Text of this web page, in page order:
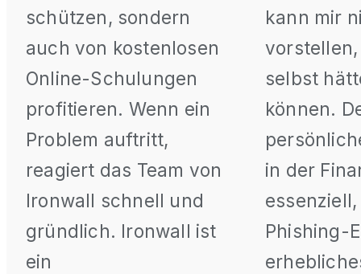
schützen, sondern
auch von kostenlosen
Online-Schulungen
profitieren. Wenn ein
Problem auftritt,
reagiert das Team von
Ironwall schnell und
gründlich. Ironwall ist
ein
kann mir
selbst
können.
in der
Phishing-